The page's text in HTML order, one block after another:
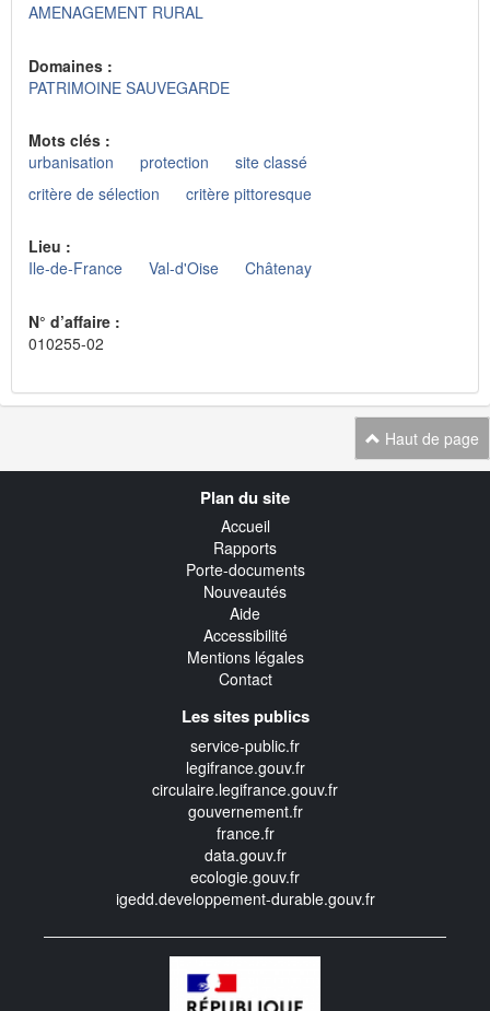
AMENAGEMENT RURAL
Domaines :
PATRIMOINE SAUVEGARDE
Mots clés :
urbanisation
protection
site classé
critère de sélection
critère pittoresque
Lieu :
Ile-de-France
Val-d'Oise Châtenay
N° d’affaire :
010255-02
Haut de page
Plan du site
Accueil
Rapports
Porte-documents
Nouveautés
Aide
Accessibilité
Mentions légales
Contact
Les sites publics
service-public.fr
legifrance.gouv.fr
circulaire.legifrance.gouv.fr
gouvernement.fr
france.fr
data.gouv.fr
ecologie.gouv.fr
igedd.developpement-durable.gouv.fr